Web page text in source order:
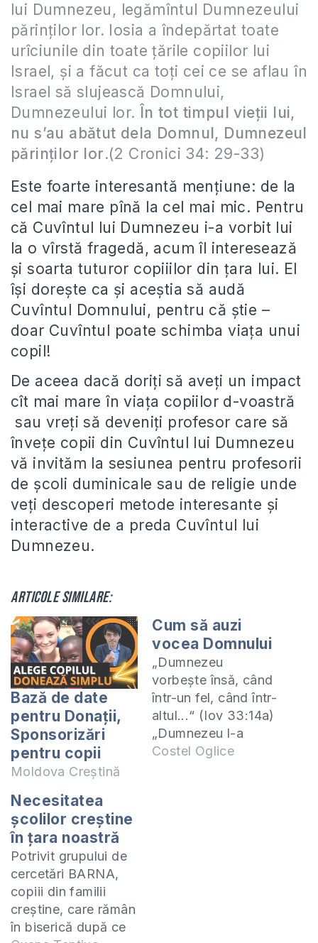
lui Dumnezeu, legămîntul Dumnezeului
părinţilor lor. Iosia a îndepărtat toate
urîciunile din toate ţările copiilor lui
Israel, şi a făcut ca toţi cei ce se aflau în
Israel să slujească Domnului,
Dumnezeului lor. În tot timpul vieţii lui,
nu s’au abătut dela Domnul, Dumnezeul
părinţilor lor.(2 Cronici 34: 29-33)
Este foarte interesantă mențiune: de la
cel mai mare pînă la cel mai mic. Pentru
că Cuvîntul lui Dumnezeu i-a vorbit lui
la o vîrstă fragedă, acum îl interesează
și soarta tuturor copiiilor din țara lui. El
își dorește ca și aceștia să audă
Cuvîntul Domnului, pentru că știe –
doar Cuvîntul poate schimba viața unui
copil!
De aceea dacă doriți să aveți un impact
cît mai mare în viața copiilor d-voastră
sau vreți să deveniți profesor care să
învețe copii din Cuvîntul lui Dumnezeu
vă invităm la sesiunea pentru profesorii
de școli duminicale sau de religie unde
veți descoperi metode interesante și
interactive de a preda Cuvîntul lui
Dumnezeu.
Articole similare:
Bază de date
pentru Donații,
Sponsorizări
pentru copii
Moldova Creștină
Cum să auzi
vocea Domnului
„Dumnezeu
vorbeşte însă, când
într-un fel, când într-
altul...“ (Iov 33:14a)
„Dumnezeu l-a
chemat din mijlocul
Costel Oglice
Necesitatea
școlilor creștine
în țara noastră
Potrivit grupului de
cercetări BARNA,
copiii din familii
creștine, care rămân
în biserică după ce